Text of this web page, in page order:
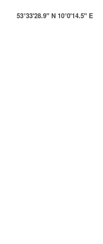
53°33'28.9" N 10°0'14.5" E